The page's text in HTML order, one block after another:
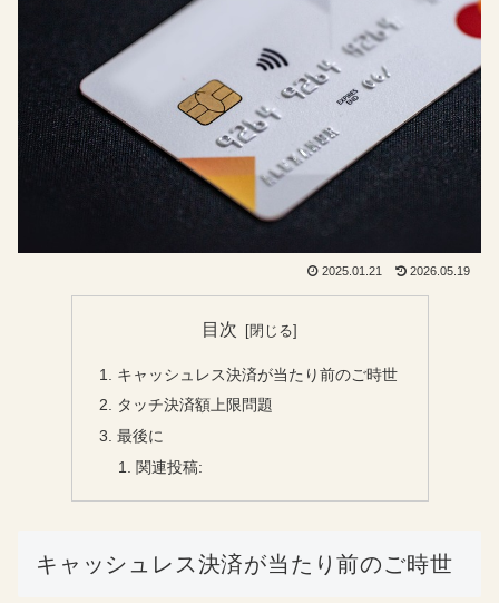
2025.01.21 2026.05.19
目次
キャッシュレス決済が当たり前のご時世
タッチ決済額上限問題
最後に
関連投稿:
キャッシュレス決済が当たり前のご時世